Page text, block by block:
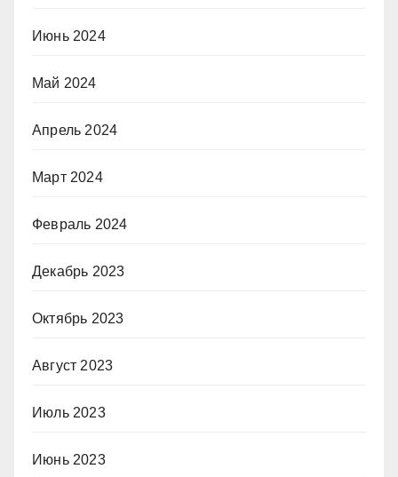
Июнь 2024
Май 2024
Апрель 2024
Март 2024
Февраль 2024
Декабрь 2023
Октябрь 2023
Август 2023
Июль 2023
Июнь 2023